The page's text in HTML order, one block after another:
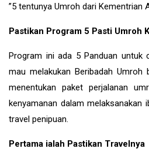
”5 tentunya Umroh dari Kementrian
Pastikan Program 5 Pasti Umroh
Program ini ada 5 Panduan untuk
mau melakukan Beribadah
menentukan paket perjalanan
kenyamanan dalam melaksanakan
travel penipuan.
Pertama ialah Pastikan Travelnya